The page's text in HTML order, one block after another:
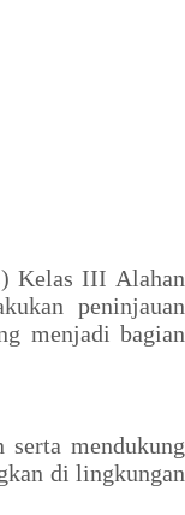
Kelas III Alahan
peninjauan
menjadi bagian
mendukung
di lingkungan